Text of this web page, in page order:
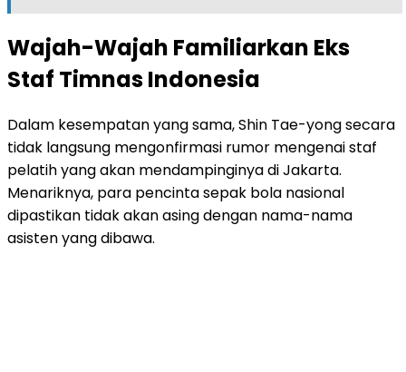
Wajah-Wajah Familiarkan Eks
Staf Timnas Indonesia
Dalam kesempatan yang sama, Shin Tae-yong secara
tidak langsung mengonfirmasi rumor mengenai staf
pelatih yang akan mendampinginya di Jakarta.
Menariknya, para pencinta sepak bola nasional
dipastikan tidak akan asing dengan nama-nama
asisten yang dibawa.